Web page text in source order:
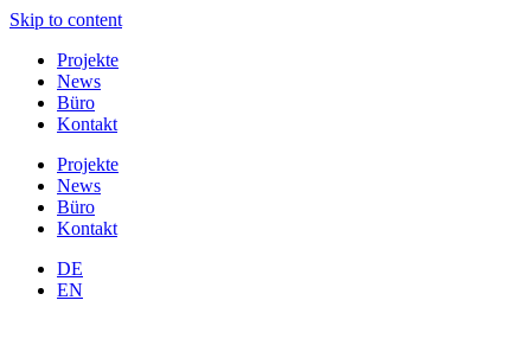
Skip to content
Projekte
News
Büro
Kontakt
Projekte
News
Büro
Kontakt
DE
EN